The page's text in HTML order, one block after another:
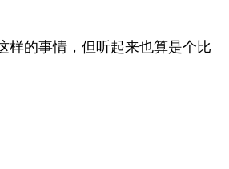
样的事情，但听起来也算是个比